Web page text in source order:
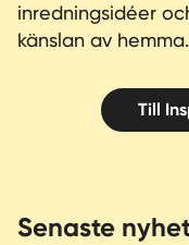
inredningsidéer
känslan av hemma.
Till
Senaste